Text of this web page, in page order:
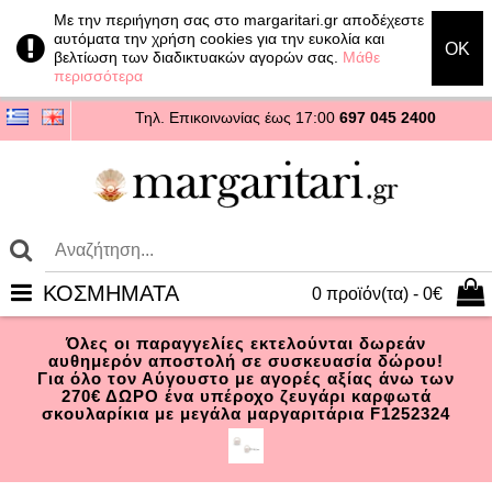
Με την περιήγηση σας στο margaritari.gr αποδέχεστε
αυτόματα την χρήση cookies για την ευκολία και
βελτίωση των διαδικτυακών αγορών σας. Μάθε
περισσότερα
OK
Τηλ. Επικοινωνίας έως 17:00 697 045 2400
0 προϊόν(τα) - 0€
ΚΟΣΜΗΜΑΤΑ
Όλες οι παραγγελίες εκτελούνται δωρεάν
αυθημερόν αποστολή σε συσκευασία δώρου!
Για όλο τον Αύγουστο με αγορές αξίας άνω των
270€ ΔΩΡΟ ένα υπέροχο ζευγάρι καρφωτά
σκουλαρίκια με μεγάλα μαργαριτάρια F1252324